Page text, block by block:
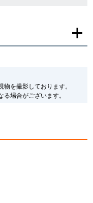
ログ
買取ブログ
を撮影しております。
場合がございます。
のでご了承下さいませ。
場合がございますが、在庫品
の程お願いいたします。
を撮影しております。
でのご注文と店頭処理との時
事前に在庫の確認をお電話か
いたします。